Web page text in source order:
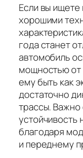
Если вы
хорошими
года станет
автомобиль
мощностью от
ему быть как
достаточно
трассы. Важно
устойчивость
благодаря
и переднему